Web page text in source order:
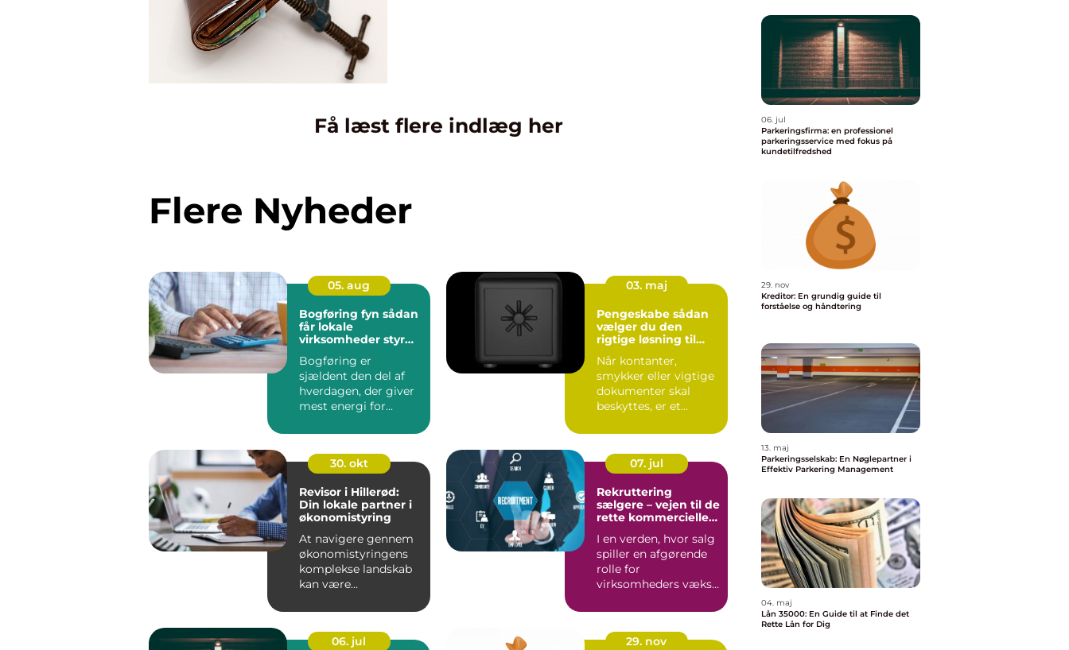
Få læst flere indlæg her
Flere Nyheder
05. aug
Bogføring fyn sådan
får lokale
virksomheder styr
Bogføring er
sjældent den del af
hverdagen, der giver
mest energi for
Alligevel...
03. maj
Pengeskabe sådan
vælger du den
rigtige løsning til
Når kontanter,
smykker eller vigtige
dokumenter skal
beskyttes, er et
mest effekt...
30. okt
Revisor i Hillerød:
Din lokale partner i
økonomistyring
At navigere gennem
økonomistyringens
komplekse landskab
kan være
mange ...
07. jul
Rekruttering
sælgere – vejen til de
rette kommercielle
I en verden, hvor salg
spiller en afgørende
rolle for
virksomheders vækst
06. jul
29. nov
06. jul
Parkeringsfirma: en professionel
parkeringsservice med fokus på
kundetilfredshed
29. nov
Kreditor: En grundig guide til
forståelse og håndtering
13. maj
Parkeringsselskab: En Nøglepartner i
Effektiv Parkering Management
04. maj
Lån 35000: En Guide til at Finde det
Rette Lån for Dig